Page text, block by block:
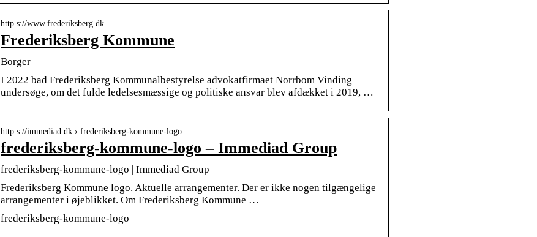
http s://www.frederiksberg.dk
Frederiksberg Kommune
Borger
I 2022 bad Frederiksberg Kommunalbestyrelse advokatfirmaet Norrbom Vinding
undersøge, om det fulde ledelsesmæssige og politiske ansvar blev afdækket i 2019, …
http s://immediad.dk › frederiksberg-kommune-logo
frederiksberg-kommune-logo – Immediad Group
frederiksberg-kommune-logo | Immediad Group
Frederiksberg Kommune logo. Aktuelle arrangementer. Der er ikke nogen tilgængelige
arrangementer i øjeblikket. Om Frederiksberg Kommune …
frederiksberg-kommune-logo